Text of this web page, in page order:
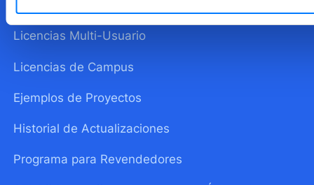
Licencias Multi-Usuario
Licencias de Campus
Ejemplos de Proyectos
Historial de Actualizaciones
Programa para Revendedores